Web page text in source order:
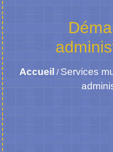
Accueil / Services